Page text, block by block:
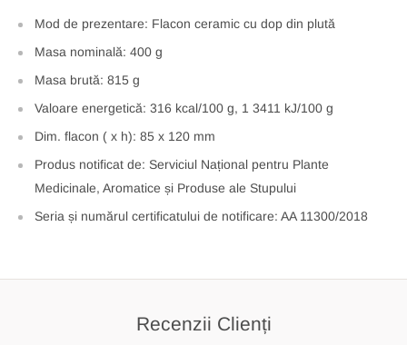
Mod de prezentare: Flacon ceramic cu dop din plută
Masa nominală: 400 g
Masa brută: 815 g
Valoare energetică: 316 kcal/100 g, 1 3411 kJ/100 g
Dim. flacon ( x h): 85 x 120 mm
Produs notificat de: Serviciul Național pentru Plante
Medicinale, Aromatice și Produse ale Stupului
Seria și numărul certificatului de notificare: AA 11300/2018
Recenzii Clienți